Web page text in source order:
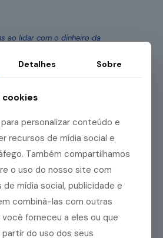
ao lidar com o dinheiro da
apresentam prejuízos
difícil manter o negócio em
com[…]
Leia mais
vendas? Saiba mais!
precisa saber como
planejamento estratégico. Para
Detalhes Sobre
cookies
personalizar conteúdo e
recursos de mídia social e
Também compartilhamos
o uso do nosso site com
mídia social, publicidade e
combiná-las com outras
forneceu a eles ou que
do uso dos seus